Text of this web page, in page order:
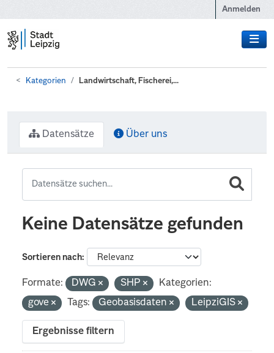
Anmelden
Kategorien Landwirtschaft, Fischerei,...
Datensätze Über uns
Keine Datensätze gefunden
Sortieren nach
Formate: DWG SHP
Kategorien:
gove
Tags: Geobasisdaten LeipziGIS
Ergebnisse filtern